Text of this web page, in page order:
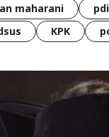
maharani
KPK